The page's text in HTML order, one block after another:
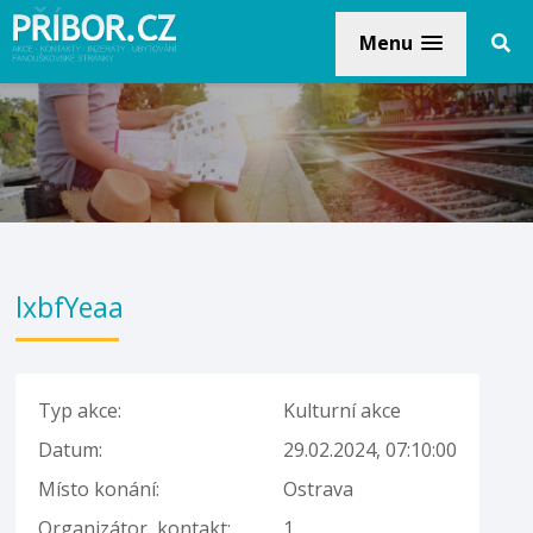
Menu
lxbfYeaa
Typ akce:
Kulturní akce
Datum:
29.02.2024, 07:10:00
Místo konání:
Ostrava